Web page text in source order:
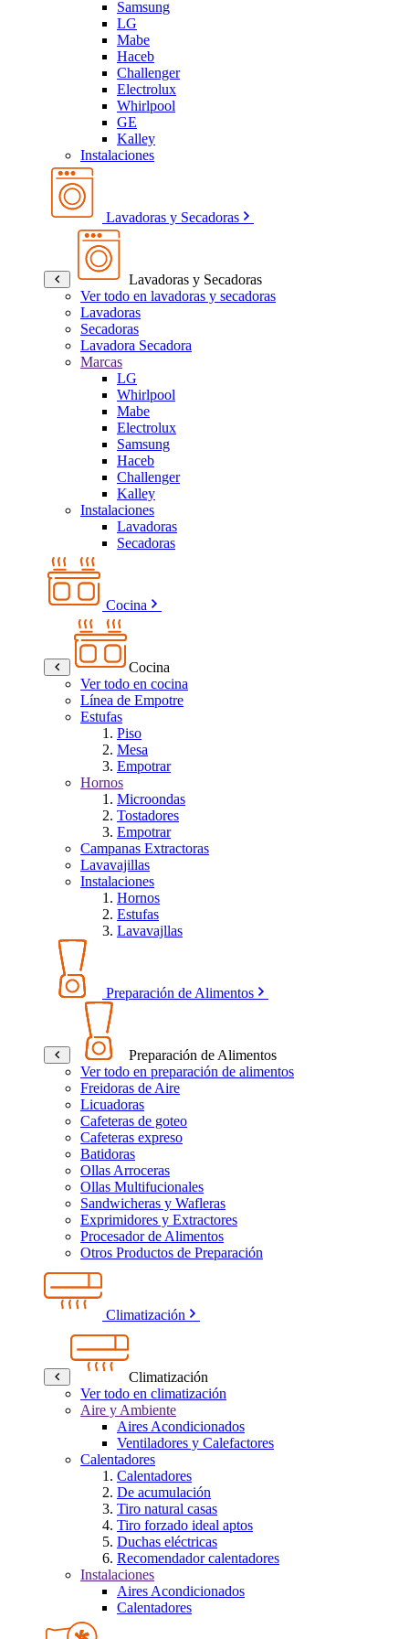
Samsung
LG
Mabe
Haceb
Challenger
Electrolux
Whirlpool
GE
Kalley
Instalaciones
Lavadoras y Secadoras
Lavadoras y Secadoras
Ver todo en lavadoras y secadoras
Lavadoras
Secadoras
Lavadora Secadora
Marcas
LG
Whirlpool
Mabe
Electrolux
Samsung
Haceb
Challenger
Kalley
Instalaciones
Lavadoras
Secadoras
Cocina
Cocina
Ver todo en cocina
Línea de Empotre
Estufas
Piso
Mesa
Empotrar
Hornos
Microondas
Tostadores
Empotrar
Campanas Extractoras
Lavavajillas
Instalaciones
Hornos
Estufas
Lavavajllas
Preparación de Alimentos
Preparación de Alimentos
Ver todo en preparación de alimentos
Freidoras de Aire
Licuadoras
Cafeteras de goteo
Cafeteras expreso
Batidoras
Ollas Arroceras
Ollas Multifucionales
Sandwicheras y Wafleras
Exprimidores y Extractores
Procesador de Alimentos
Otros Productos de Preparación
Climatización
Climatización
Ver todo en climatización
Aire y Ambiente
Aires Acondicionados
Ventiladores y Calefactores
Calentadores
Calentadores
De acumulación
Tiro natural casas
Tiro forzado ideal aptos
Duchas eléctricas
Recomendador calentadores
Instalaciones
Aires Acondicionados
Calentadores